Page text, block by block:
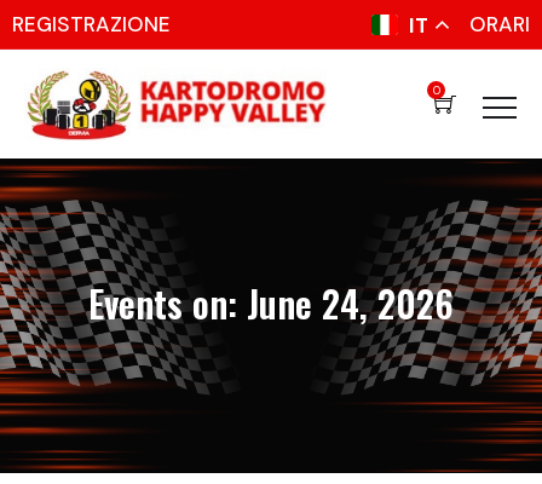
REGISTRAZIONE IT ORARI
0
Events on: June 24, 2026